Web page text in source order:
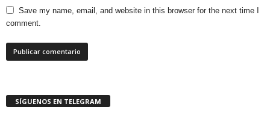
Save my name, email, and website in this browser for the next time I
comment.
SÍGUENOS EN TELEGRAM